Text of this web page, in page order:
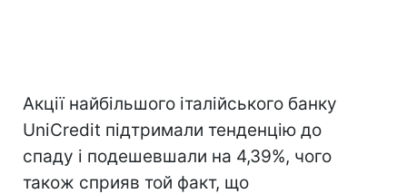
Акції найбільшого італійського банку
UniCredit підтримали тенденцію до
спаду і подешевшали на 4,39%, чого
також сприяв той факт, що